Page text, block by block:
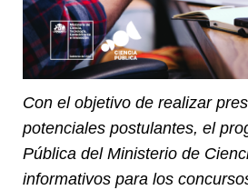
Con el objetivo de realizar
potenciales postulantes, el
Pública del Ministerio de
informativos para los